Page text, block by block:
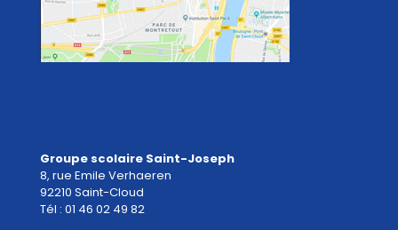
Groupe scolaire Saint-Joseph
8, rue Emile Verhaeren
92210 Saint-Cloud
Tél : 01 46 02 49 82